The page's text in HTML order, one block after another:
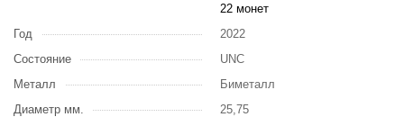
22 монет
Год
2022
Состояние
UNC
Металл
Биметалл
Диаметр мм.
25,75